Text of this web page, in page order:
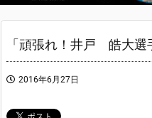
「頑張れ！井戸 皓大選
2016年6月27日